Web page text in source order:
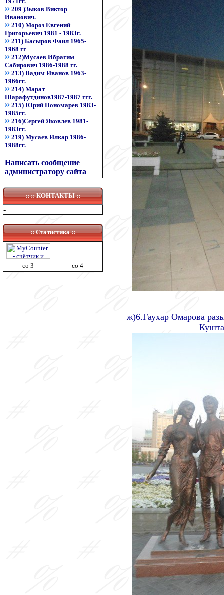
209 )Зыков Виктор
Иванович.
210) Мороз Евгений
Григорьевич 1981 - 1983г.
211) Басыров Фаил 1965-
1968 гг
212)Мусаев Ибрагим
Сабирович 1986-1988 гг.
213) Вадим Иванов 1963-
1966гг.
214) Марат
Шарафутдинов1987-1987 ггг.
215) Юрий Пономарев 1983-
1985гг.
216)Сергей Яковлев 1981-
1983гг.
219) Мусаев Илкар 1986-
1988гг.
Написать сообщение
администратору сайта
:: ::КОНТАКТЫ::
-
:: Статистика ::
co 3 co 4
ж)6.Гаухар Омарова